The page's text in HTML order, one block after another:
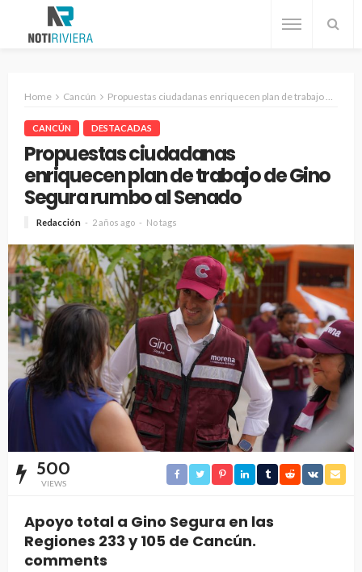
Home Cancún Propuestas ciudadanas enriquecen plan de trabajo de Gino Segura rumbo al Senado
CANCÚN DESTACADAS
Propuestas ciudadanas
enriquecen plan de trabajo de Gino
Segura rumbo al Senado
Redacción 2 años ago No tags
500
VIEWS
Apoyo total a Gino Segura en las
Regiones 233 y 105 de Cancún.
comments